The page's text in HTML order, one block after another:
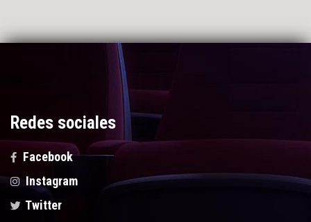
Redes sociales
Facebook
Instagram
Twitter